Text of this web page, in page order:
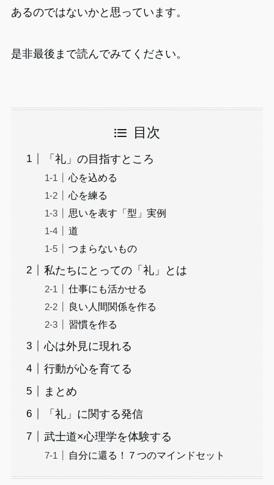
あるのではないかと思っています。
是非最後まで読んでみてください。
目次
「礼」の目指すところ
心を込める
心を練る
思いを表す「型」実例
道
つまらないもの
私たちにとっての「礼」とは
仕事にも活かせる
良い人間関係を作る
習慣を作る
心は外見に現れる
行動が心を育てる
まとめ
「礼」に関する発信
武士道×心理学を体験する
自分に還る！７つのマインドセット